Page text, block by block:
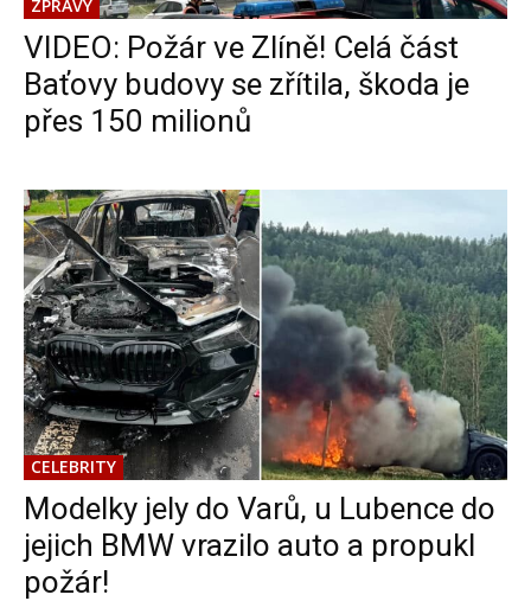
ZPRÁVY
VIDEO: Požár ve Zlíně! Celá část
Baťovy budovy se zřítila, škoda je
přes 150 milionů
CELEBRITY
Modelky jely do Varů, u Lubence do
jejich BMW vrazilo auto a propukl
požár!